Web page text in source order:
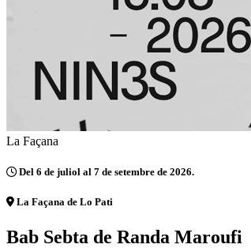
La Façana
Del 6 de juliol al 7 de setembre de 2026.
La Façana de Lo Pati
Bab Sebta de Randa Maroufi